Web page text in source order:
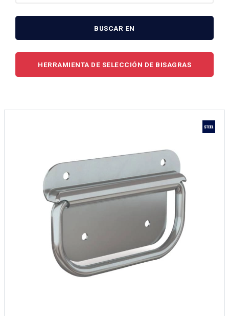
BUSCAR EN
HERRAMIENTA DE SELECCIÓN DE BISAGRAS